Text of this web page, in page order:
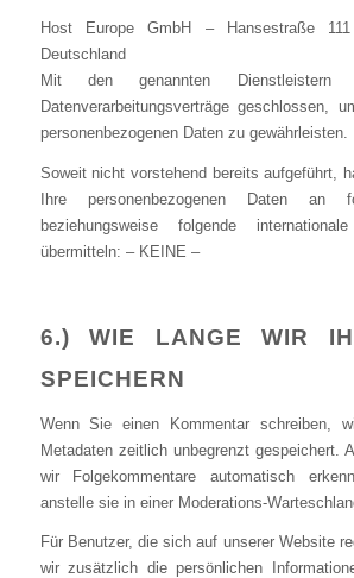
Host Europe GmbH – Hansestraße
Deutschland
Mit den genannten Dienstleistern
Datenverarbeitungsverträge geschlossen,
personenbezogenen Daten zu gewährleisten.
Soweit nicht vorstehend bereits aufgeführt,
Ihre personenbezogenen Daten an
beziehungsweise folgende
übermitteln: – KEINE –
6.) WIE LANGE WIR
SPEICHERN
Wenn Sie einen Kommentar schreiben,
Metadaten zeitlich unbegrenzt gespeichert.
wir Folgekommentare automatisch
anstelle sie in einer Moderations-
Für Benutzer, die sich auf unserer Website
wir zusätzlich die persönlichen